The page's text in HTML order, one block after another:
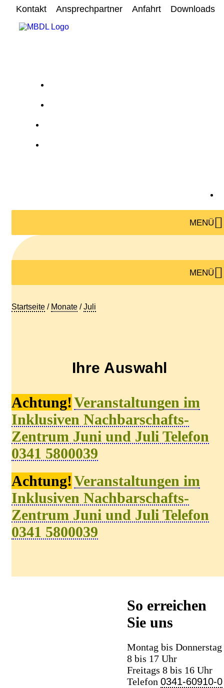
Kontakt Ansprechpartner Anfahrt Downloads
MENÜ
MENÜ
Startseite / Monate /Juli
Ihre Auswahl
Achtung!Veranstaltungen im
Inklusiven Nachbarschafts-
Zentrum Juni und Juli Telefon
0341 5800039
Achtung!Veranstaltungen im
Inklusiven Nachbarschafts-
Zentrum Juni und Juli Telefon
0341 5800039
So erreichen
Sie uns
Montag bis Donnerstag
8 bis 17 Uhr
Freitags 8 bis 16 Uhr
Telefon 0341-60910-0